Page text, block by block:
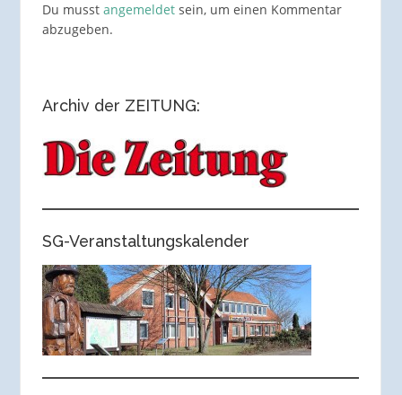
Du musst angemeldetsein, um einen Kommentar
abzugeben.
Archiv der ZEITUNG:
SG-Veranstaltungskalender